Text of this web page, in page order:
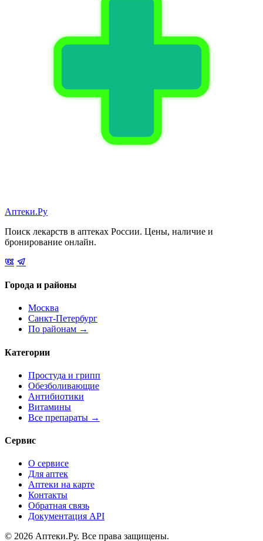
Аптеки.Ру
Поиск лекарств в аптеках России. Цены, наличие и
бронирование онлайн.
Города и районы
Москва
Санкт-Петербург
По районам →
Категории
Простуда и грипп
Обезболивающие
Антибиотики
Витамины
Все препараты →
Сервис
О сервисе
Для аптек
Аптеки на карте
Контакты
Обратная связь
Документация API
© 2026 Аптеки.Ру. Все права защищены.